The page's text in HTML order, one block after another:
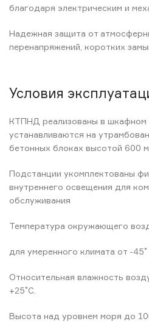
благодаря электрическим и
Надежная защита от
перенапряжений, коротких
Условия
КТПНД реализованы в шкафном
устанавливаются на
бетонных блоках высотой 600
Подстанции укомплектованы
внутреннего освещения для
обслуживания
Температура окружающего
для умеренного климата от -
Относительная влажность
+25˚С.
Высота над уровнем моря до